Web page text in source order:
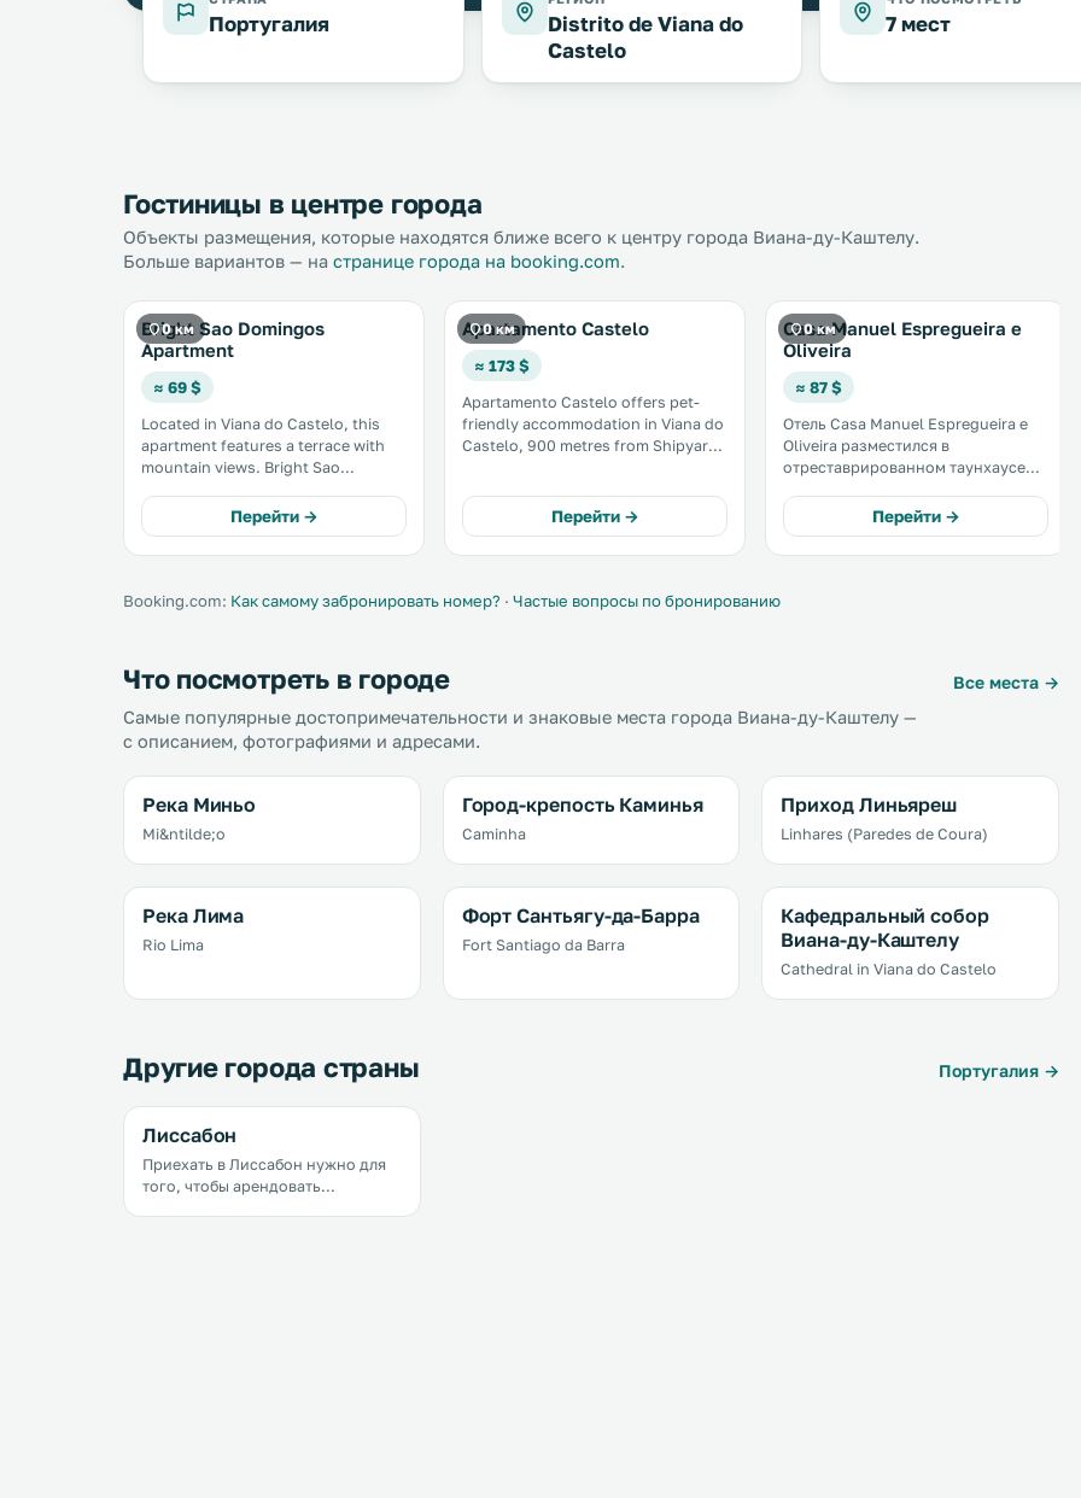
Португалия
Distrito de Viana do
Castelo
7 мест
Гостиницы в центре города
Объекты размещения, которые находятся ближе всего к центру города Виана-ду-Каштелу.
Больше вариантов — на странице города на booking.com.
0 км
Bright Sao Domingos
Apartment
≈ 69 $
Located in Viana do Castelo, this
apartment features a terrace with
mountain views. Bright Sao
of the city and is 800 metres from
Shipyards of Viana do Castelo. Free
WiFi is available . .
Перейти →
0 км
Apartamento Castelo
≈ 173 $
Apartamento Castelo offers pet-
friendly accommodation in Viana do
Castelo, 900 metres from Shipyards
Welcome Center. The apartment is
300 metres from Estação Viana
Shopping. .
Перейти →
0 км
Casa Manuel Espregueira e
Oliveira
≈ 87 $
Отель Casa Manuel Espregueira e
Oliveira разместился в
отреставрированном таунхаусе
центре города Виана-ду-Каштелу.
К услугам гостей круглосуточная
стойка регистрации, трансфер от/
Перейти →
Booking.com: Как самому забронировать номер? · Частые вопросы по бронированию
Что посмотреть в городе
Все места →
Самые популярные достопримечательности и знаковые места города Виана-ду-Каштелу —
с описанием, фотографиями и адресами.
Река Миньо
Mi&ntilde;o
Город-крепость Каминья
Caminha
Приход Линьяреш
Linhares (Paredes de Coura)
Река Лима
Rio Lima
Форт Сантьягу-да-Барра
Fort Santiago da Barra
Кафедральный собор
Виана-ду-Каштелу
Cathedral in Viana do Castelo
Другие города страны Португалия →
Лиссабон
Приехать в Лиссабон нужно для
того, чтобы арендовать